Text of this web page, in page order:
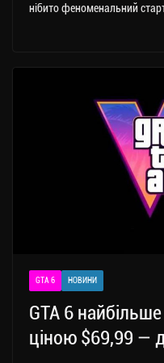
нібито феноменальний
GTA 6 НОВИНИ
GTA 6
ціною $69,99 —